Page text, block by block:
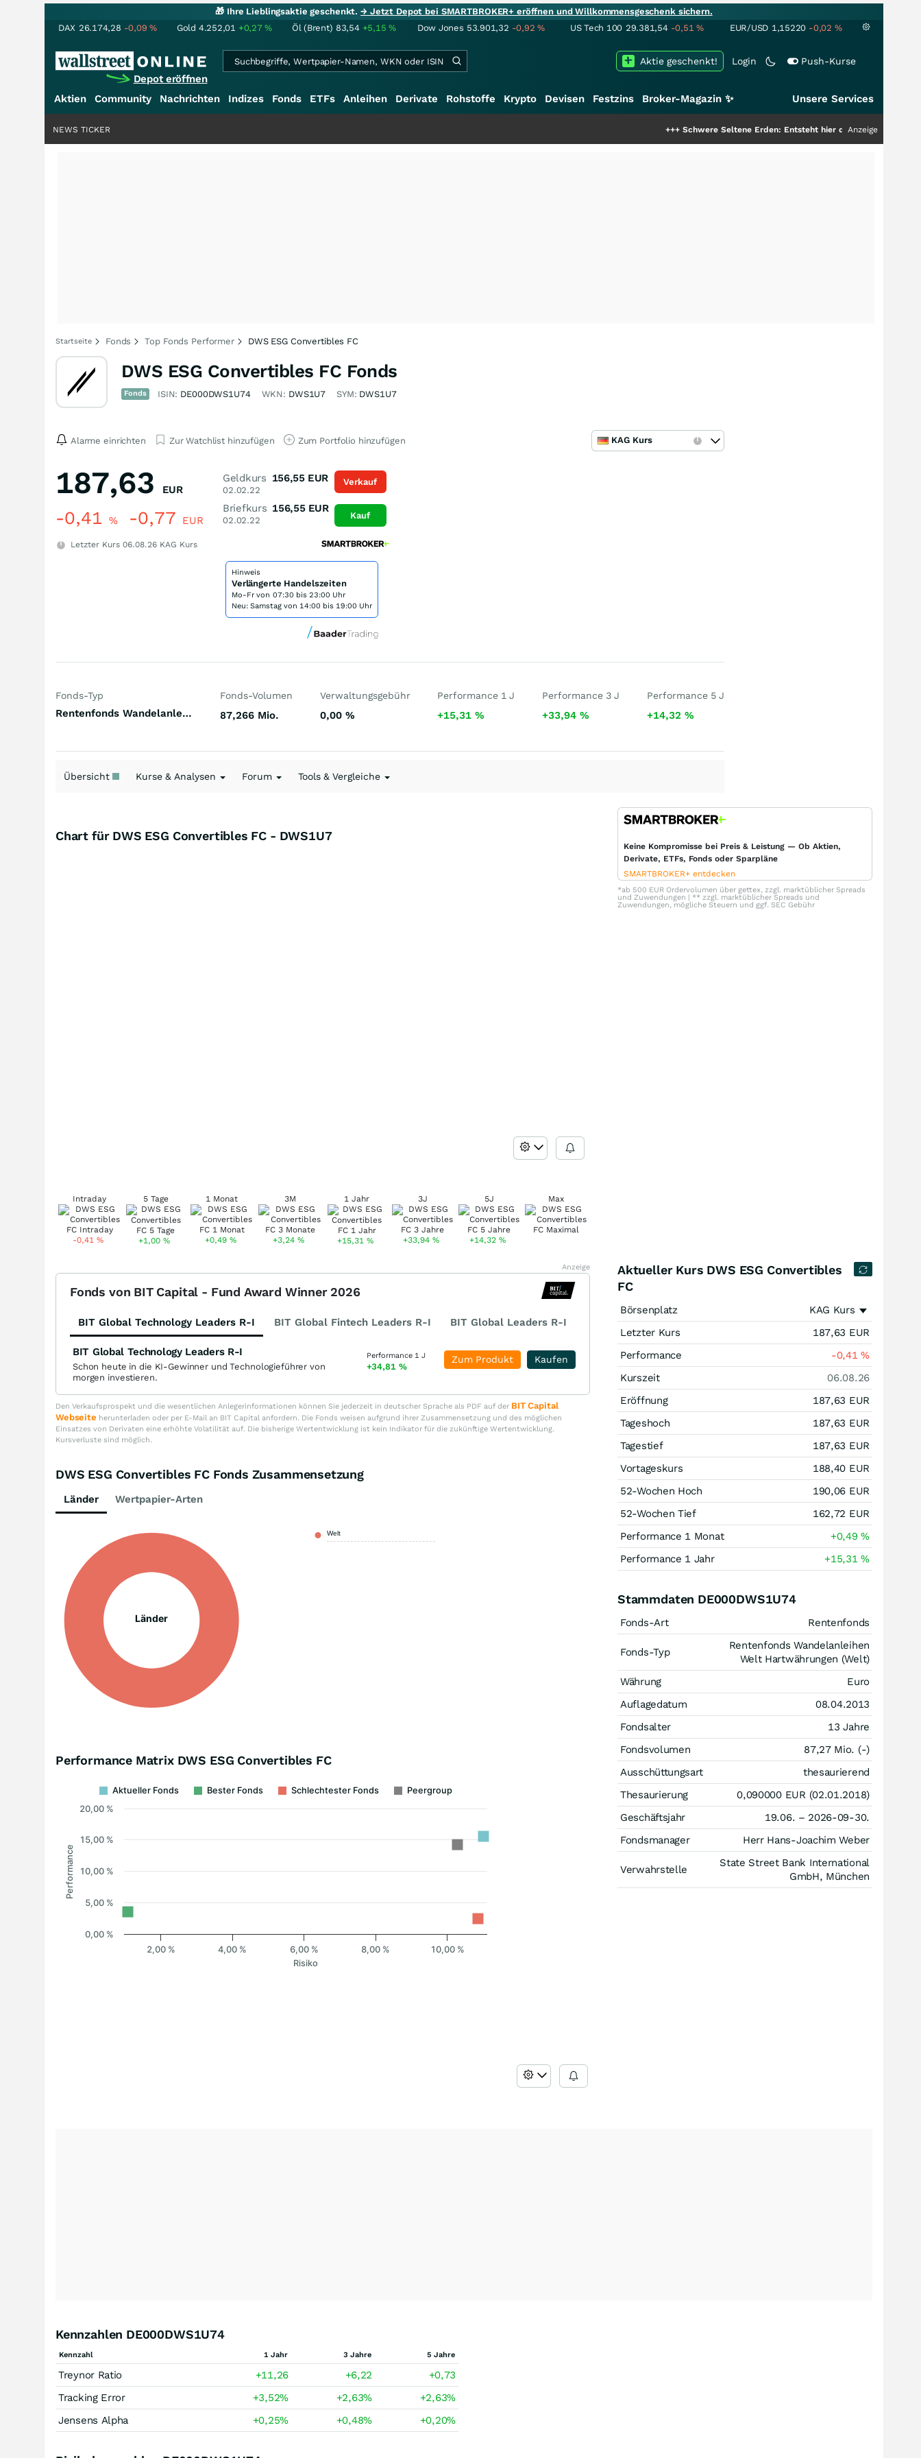
🎁 Ihre Lieblingsaktie geschenkt.→ Jetzt Depot bei SMARTBROKER+ eröffnen und Willkommensgeschenk sichern.
DAX 26.174,28 -0,09% Gold 4.252,01 +0,27% Öl (Brent) 83,54 +5,15% Dow Jones 53.901,32 -0,92% US Tech 100 29.381,54 -0,51% EUR/USD 1,15220 -0,02 %
Depot eröffnen
Login Push-Kurse
Aktie geschenkt!
Aktien Community Nachrichten Indizes Fonds ETFs Anleihen Derivate Rohstoffe Krypto Devisen Festzins Broker-Magazin ✨ Unsere Services
Schwere Seltene Erden: Entsteht hier die nächste Milliardenstory?
Anzeige
NEWS TICKER
Startseite Fonds Top Fonds Performer DWS ESG Convertibles FC
DWS ESG Convertibles FC Fonds
Fonds ISIN: DE000DWS1U74 WKN: DWS1U7 SYM: DWS1U7
Alarme einrichten Zur Watchlist hinzufügen Zum Portfolio hinzufügen KAG Kurs
187,63 EUR
-0,41 % -0,77 EUR
Letzter Kurs 06.08.26 KAG Kurs
Geldkurs
02.02.22
156,55 EUR
Briefkurs
02.02.22
156,55 EUR
Verkauf
Kauf
Hinweis
Verlängerte Handelszeiten
Mo-Fr von 07:30 bis 23:00 Uhr
Neu: Samstag von 14:00 bis 19:00 Uhr
Fonds-Typ
Rentenfonds Wandelanleihen Welt Hartwährungen (Welt)
Fonds-Volumen
87,266 Mio.
Verwaltungsgebühr
0,00 %
Performance 1 J
+15,31%
Performance 3 J
+33,94%
Performance 5 J
+14,32 %
Übersicht Kurse & Analysen Forum Tools & Vergleiche
Chart für DWS ESG Convertibles FC - DWS1U7
Intraday
-0,41%
5 Tage
+1,00%
1 Monat
+0,49 %
3M
+3,24%
1 Jahr
+15,31%
3J
+33,94%
5J
+14,32%
Max
Keine Kompromisse bei Preis & Leistung — Ob Aktien,
Derivate, ETFs, Fonds oder Sparpläne
SMARTBROKER+ entdecken
*ab 500 EUR Ordervolumen über gettex, zzgl. marktüblicher Spreads
und Zuwendungen | ** zzgl. marktüblicher Spreads und
Zuwendungen, mögliche Steuern und ggf. SEC Gebühr
Anzeige
Fonds von BIT Capital - Fund Award Winner 2026
BIT Global Technology Leaders R-I BIT Global Fintech Leaders R-I BIT Global Leaders R-I
BIT Global Technology Leaders R-I
Schon heute in die KI-Gewinner und Technologieführer von
morgen investieren.
Performance 1 J
+34,81 %
Kaufen
Zum Produkt
Den Verkaufsprospekt und die wesentlichen Anlegerinformationen können Sie jederzeit in deutscher Sprache als PDF auf der BIT Capital
Webseite herunterladen oder per E-Mail an BIT Capital anfordern. Die Fonds weisen aufgrund ihrer Zusammensetzung und des möglichen
Einsatzes von Derivaten eine erhöhte Volatilität auf. Die bisherige Wertentwicklung ist kein Indikator für die zukünftige Wertentwicklung.
Kursverluste sind möglich.
DWS ESG Convertibles FC Fonds Zusammensetzung
Länder Wertpapier-Arten
Länder
Welt
Performance Matrix DWS ESG Convertibles FC
Risiko
Performance
Aktueller Fonds Bester Fonds Schlechtester Fonds Peergroup
2,00 % 4,00 % 6,00 % 8,00 % 10,00 %
0,00 %
5,00 %
10,00 %
15,00 %
20,00 %
Aktueller Kurs DWS ESG Convertibles
FC
Börsenplatz
KAG Kurs
Letzter Kurs
187,63 EUR
Performance
-0,41%
Kurszeit
06.08.26
Eröffnung
187,63 EUR
Tageshoch
187,63 EUR
Tagestief
187,63 EUR
Vortageskurs
188,40 EUR
52-Wochen Hoch
190,06 EUR
52-Wochen Tief
162,72 EUR
Performance 1 Monat
+0,49%
Performance 1 Jahr
+15,31%
Stammdaten DE000DWS1U74
Fonds-Art Rentenfonds
Fonds-Typ
Rentenfonds Wandelanleihen
Welt Hartwährungen (Welt)
Währung
Euro
Auflagedatum
08.04.2013
Fondsalter
13 Jahre
Fondsvolumen
87,27 Mio. (-)
Ausschüttungsart
thesaurierend
Thesaurierung
0,090000 EUR (02.01.2018)
Geschäftsjahr
19.06. – 2026-09-30.
Fondsmanager
Herr Hans-Joachim Weber
Verwahrstelle
State Street Bank International
GmbH, München
Kennzahlen DE000DWS1U74
Kennzahl 1 Jahr 3 Jahre 5 Jahre
Treynor Ratio +11,26 +6,22
+0,73
Tracking Error
+3,52% +2,63% +2,63%
Jensens Alpha
+0,25% +0,48% +0,20%